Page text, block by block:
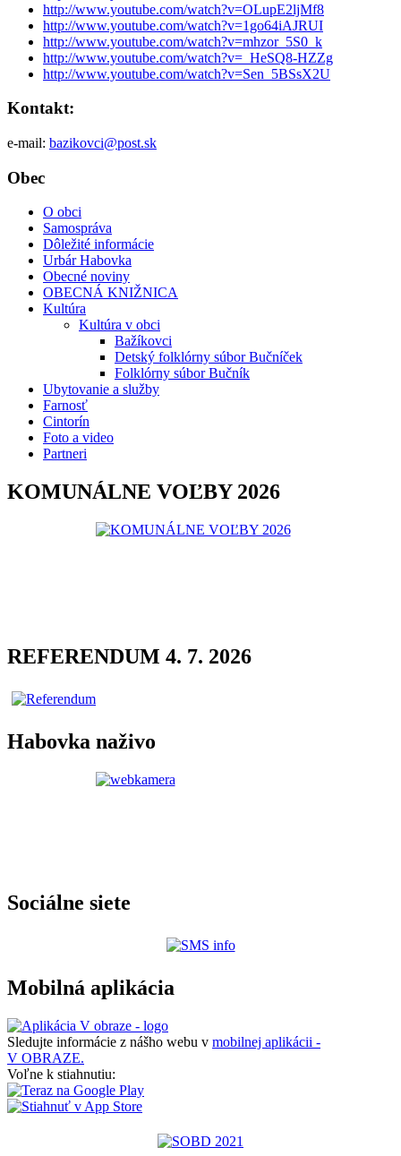
http://www.youtube.com/watch?v=OLupE2ljMf8
http://www.youtube.com/watch?v=1go64iAJRUI
http://www.youtube.com/watch?v=mhzor_5S0_k
http://www.youtube.com/watch?v=_HeSQ8-HZZg
http://www.youtube.com/watch?v=Sen_5BSsX2U
Kontakt:
e-mail: bazikovci@post.sk
Obec
O obci
Samospráva
Dôležité informácie
Urbár Habovka
Obecné noviny
OBECNÁ KNIŽNICA
Kultúra
Kultúra v obci
Bažíkovci
Detský folklórny súbor Bučníček
Folklórny súbor Bučník
Ubytovanie a služby
Farnosť
Cintorín
Foto a video
Partneri
KOMUNÁLNE VOĽBY 2026
REFERENDUM 4. 7. 2026
Habovka naživo
Sociálne siete
Mobilná aplikácia
Sledujte informácie z nášho webu v mobilnej aplikácii -
V OBRAZE.
Voľne k stiahnutiu: